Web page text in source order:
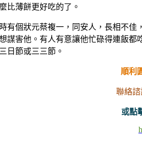
比薄餅更好吃的了。
有個狀元蔡複一，同安人，長相不
謀害他。有人有意讓他忙碌得連飯
日節或三三節。
順利
聯絡諮
或點